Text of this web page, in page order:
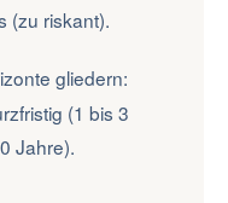
(zu riskant).
gliedern:
(1 bis 3
Jahre).